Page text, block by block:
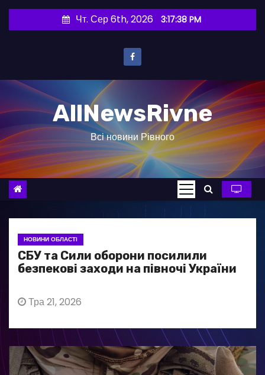
и
о
в
Чт. Сер 6th, 2026 3:17:39 PM
AllNewsRivne
Всі новини Рівного
НОВИНИ ОБЛАСТІ
СБУ та Сили оборони посилили
безпекові заходи на півночі України
Тра 21, 2026